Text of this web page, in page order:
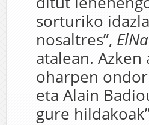
sorturiko
nosaltres”,
atalean.
oharpen
eta Alain
gure